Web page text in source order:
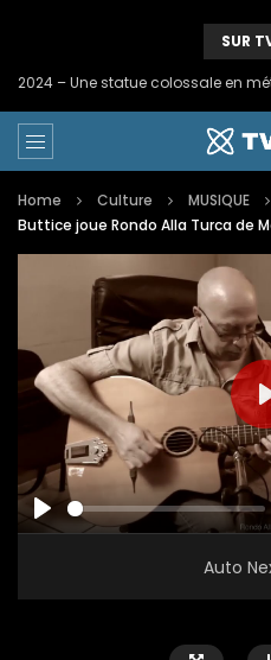
SUR
Home Culture MUSIQUE
Buttice joue Rondo Alla Turca de
PLAY
Auto